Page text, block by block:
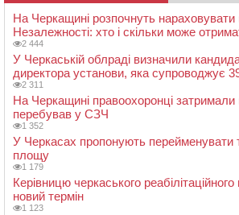
На Черкащині розпочнуть
Незалежності: хто і скільки може
2 444
У Черкаській облраді визначили
директора установи, яка супроводжує
2 311
На Черкащині правоохоронці затримали
перебував у СЗЧ
1 352
У Черкасах пропонують перейменувати
площу
1 179
Керівницю черкаського
новий термін
1 123